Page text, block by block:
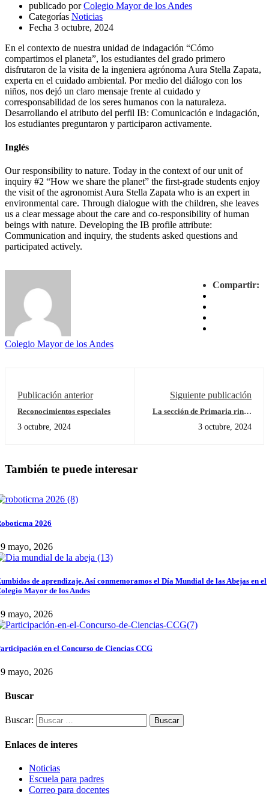
publicado por Colegio Mayor de los Andes
Categorías Noticias
Fecha 3 octubre, 2024
En el contexto de nuestra unidad de indagación “Cómo
compartimos el planeta”, los estudiantes del grado primero
disfrutaron de la visita de la ingeniera agrónoma Aura Stella Zapata,
experta en el cuidado ambiental. Por medio del diálogo con los
niños, nos dejó un claro mensaje frente al cuidado y
corresponsabilidad de los seres humanos con la naturaleza.
Desarrollando el atributo del perfil IB: Comunicación e indagación,
los estudiantes preguntaron y participaron activamente.
Inglés
Our responsibility to nature. Today in the context of our unit of
inquiry #2 “How we share the planet” the first-grade students enjoy
the visit of the agronomist Aura Stella Zapata who is an expert in
environmental care. Through dialogue with the children, she leaves
us a clear message about the care and co-responsibility of human
beings with nature. Developing the IB profile attribute:
Communication and inquiry, the students asked questions and
participated actively.
Compartir:
Colegio Mayor de los Andes
Publicación anterior
Reconocimientos especiales
3 octubre, 2024
Siguiente publicación
La sección de Primaria rinde
patrios, a través de la Izada de
3 octubre, 2024
También te puede interesar
2026
mayo, 2026
de aprendizaje. Así conmemoramos el Día Mundial de las Abejas en el
Mayor de los Andes
mayo, 2026
en el Concurso de Ciencias CCG
mayo, 2026
Buscar
Buscar:
Enlaces de interes
Noticias
Escuela para padres
Correo para docentes